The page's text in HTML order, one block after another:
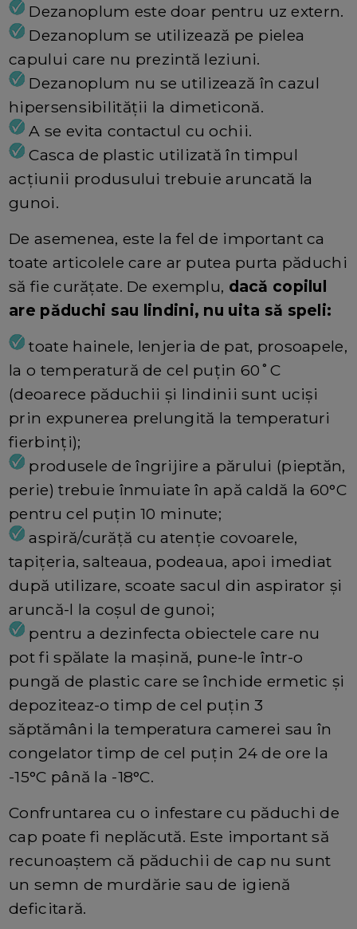
Dezanoplum este doar pentru uz extern.
Dezanoplum se utilizează pe pielea
capului care nu prezintă leziuni.
Dezanoplum nu se utilizează în cazul
hipersensibilității la dimeticonă.
A se evita contactul cu ochii.
Casca de plastic utilizată în timpul
acțiunii produsului trebuie aruncată la
gunoi.
De asemenea, este la fel de important ca
toate articolele care ar putea purta păduchi
să fie curățate. De exemplu, dacă copilul
are păduchi sau lindini, nu uita să speli:
toate hainele, lenjeria de pat, prosoapele,
la o temperatură de cel puțin 60˚C
(deoarece păduchii și lindinii sunt uciși
prin expunerea prelungită la temperaturi
fierbinți);
produsele de îngrijire a părului (pieptăn,
perie) trebuie înmuiate în apă caldă la 60°C
pentru cel puțin 10 minute;
aspiră/curăță cu atenție covoarele,
tapițeria, salteaua, podeaua, apoi imediat
după utilizare, scoate sacul din aspirator și
aruncă-l la coșul de gunoi;
pentru a dezinfecta obiectele care nu
pot fi spălate la mașină, pune-le într-o
pungă de plastic care se închide ermetic și
depoziteaz-o timp de cel puțin 3
săptămâni la temperatura camerei sau în
congelator timp de cel puțin 24 de ore la
-15°C până la -18°C.
Confruntarea cu o infestare cu păduchi de
cap poate fi neplăcută. Este important să
recunoaștem că păduchii de cap nu sunt
un semn de murdărie sau de igienă
deficitară.